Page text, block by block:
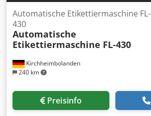
Kirchheimbolanden
240 km
Automatische Etikettiermaschine FL-
430
Automatische
Etikettiermaschine FL-430
Preisinfo